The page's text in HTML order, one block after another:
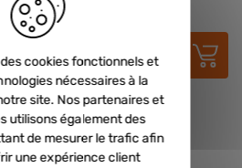
149,00 €TTC
cookies fonctionnels et
nécessaires à la
site. Nos partenaires et
utilisons également des
de mesurer le trafic afin
une expérience client